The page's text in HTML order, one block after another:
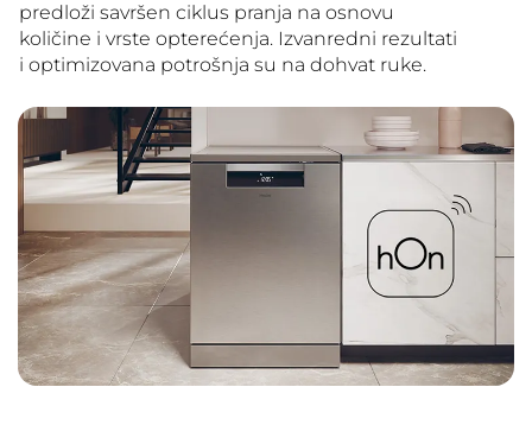
predloži savršen ciklus pranja na osnovu
količine i vrste opterećenja. Izvanredni rezultati
i optimizovana potrošnja su na dohvat ruke.